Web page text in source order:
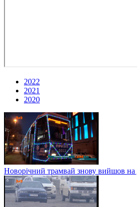
2022
2021
2020
Новорічний трамвай знову вийшов на